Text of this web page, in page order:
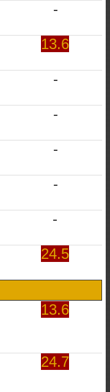
-
13.6
-
-
-
-
-
24.5
13.6
24.7